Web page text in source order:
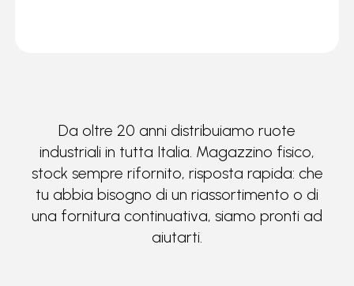
Da oltre 20 anni distribuiamo ruote
industriali in tutta Italia. Magazzino fisico,
stock sempre rifornito, risposta rapida: che
tu abbia bisogno di un riassortimento o di
una fornitura continuativa, siamo pronti ad
aiutarti.